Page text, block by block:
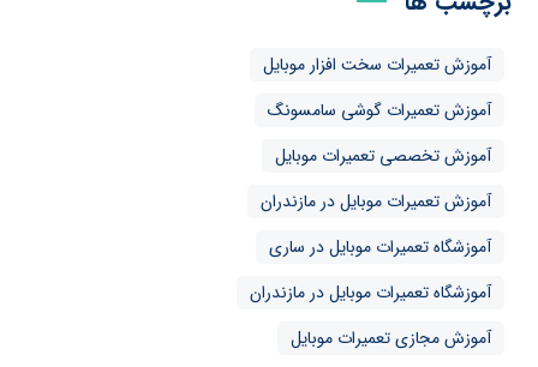
آموزش تعمیرات سخت افزار موبایل
آموزش تعمیرات گوشی سامسونگ
آموزش تخصصی تعمیرات موبایل
آموزش تعمیرات موبایل در مازندران
آموزشگاه تعمیرات موبایل در ساری
آموزشگاه تعمیرات موبایل در مازندران
آموزش مجازی تعمیرات موبایل